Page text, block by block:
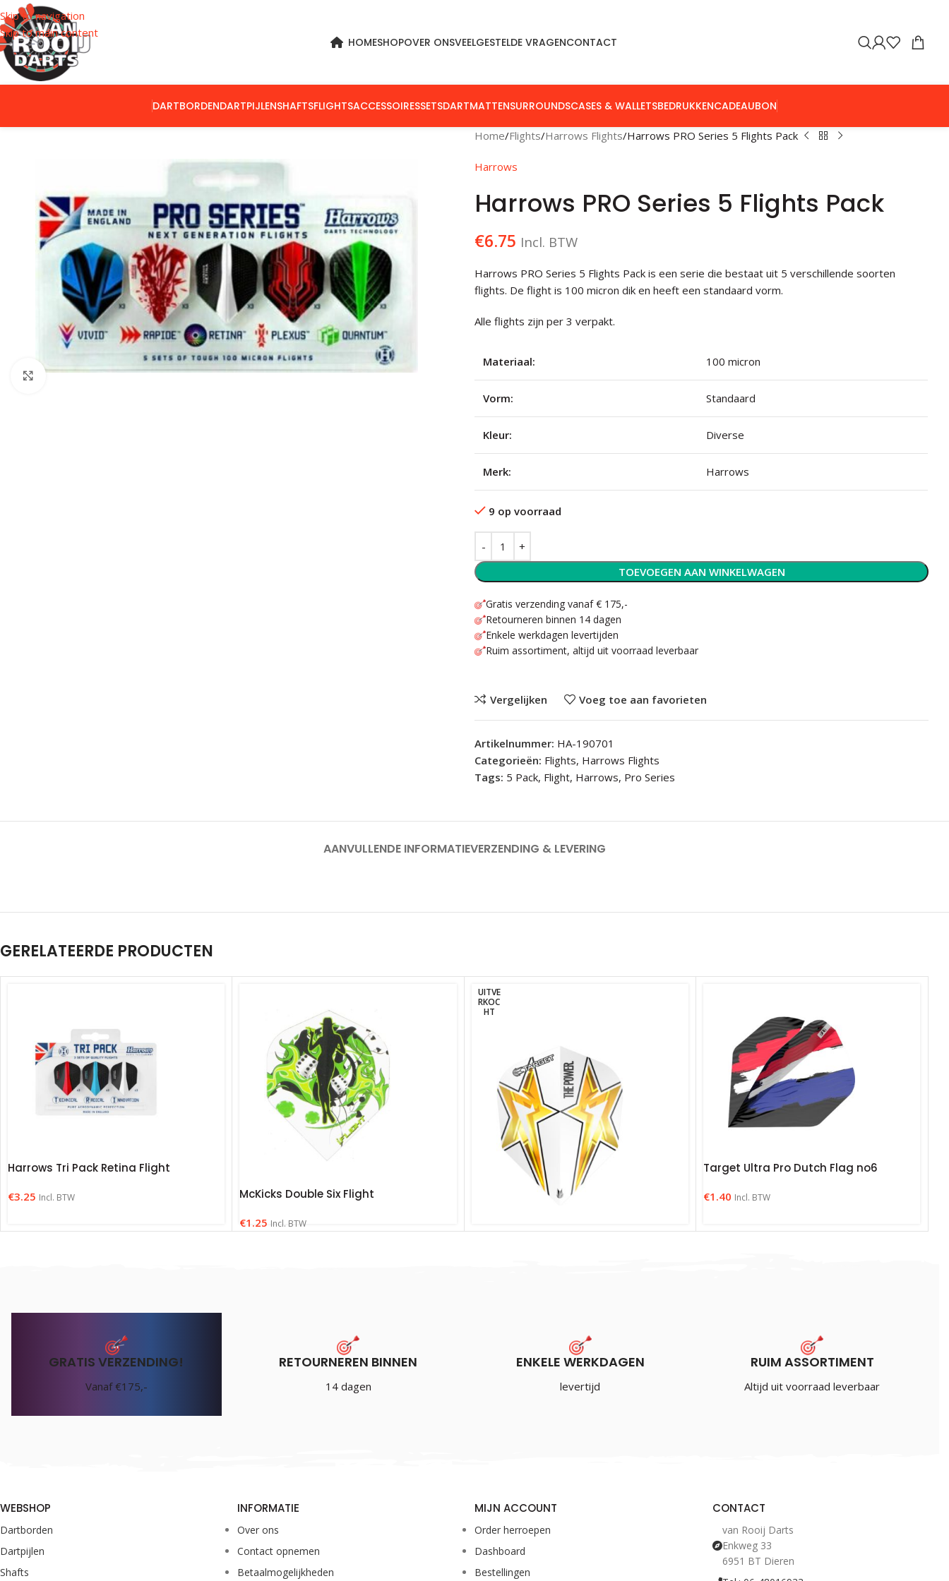
Skip to navigation
Skip to main content
HOMESHOPOVER ONSVEELGESTELDE VRAGENCONTACT
DARTBORDENDARTPIJLENSHAFTSFLIGHTSACCESSOIRESSETSDARTMATTENSURROUNDSCASES & WALLETSBEDRUKKENCADEAUBON
Klik om te vergroten
Home Flights Harrows Flights Harrows PRO Series 5 Flights Pack
Harrows
Harrows PRO Series 5 Flights Pack
€6.75 Incl. BTW
Harrows PRO Series 5 Flights Pack is een serie die bestaat uit 5 verschillende soorten
flights. De flight is 100 micron dik en heeft een standaard vorm.
Alle flights zijn per 3 verpakt.
Materiaal: 100 micron
Vorm: Standaard
Kleur: Diverse
Merk: Harrows
9 op voorraad
TOEVOEGEN AAN WINKELWAGEN
Gratis verzending vanaf € 175,-
Retourneren binnen 14 dagen
Enkele werkdagen levertijden
Ruim assortiment, altijd uit voorraad leverbaar
Vergelijken Voeg toe aan favorieten
Artikelnummer: HA-190701
Categorieën: Flights, Harrows Flights
Tags: 5 Pack, Flight, Harrows, Pro Series
AANVULLENDE INFORMATIEVERZENDING & LEVERING
GERELATEERDE PRODUCTEN
Harrows Tri Pack Retina Flight
€3.25 Incl. BTW McKicks Double Six Flight
€1.25 Incl. BTW
UITVE
RKOC
HT
Target Ultra Pro Dutch Flag no6
€1.40 Incl. BTW
GRATIS VERZENDING!
Vanaf €175,-
RETOURNEREN BINNEN
14 dagen
ENKELE WERKDAGEN
levertijd
RUIM ASSORTIMENT
Altijd uit voorraad leverbaar
WEBSHOP
Dartborden
Dartpijlen
Shafts
INFORMATIE
Over ons
Contact opnemen
Betaalmogelijkheden
MIJN ACCOUNT
Order herroepen
Dashboard
Bestellingen
CONTACT
van Rooij Darts
Enkweg 33
6951 BT Dieren